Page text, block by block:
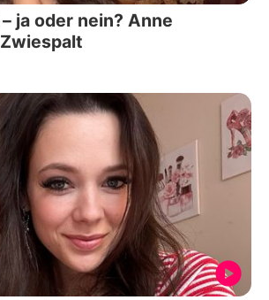
ja oder nein? Anne